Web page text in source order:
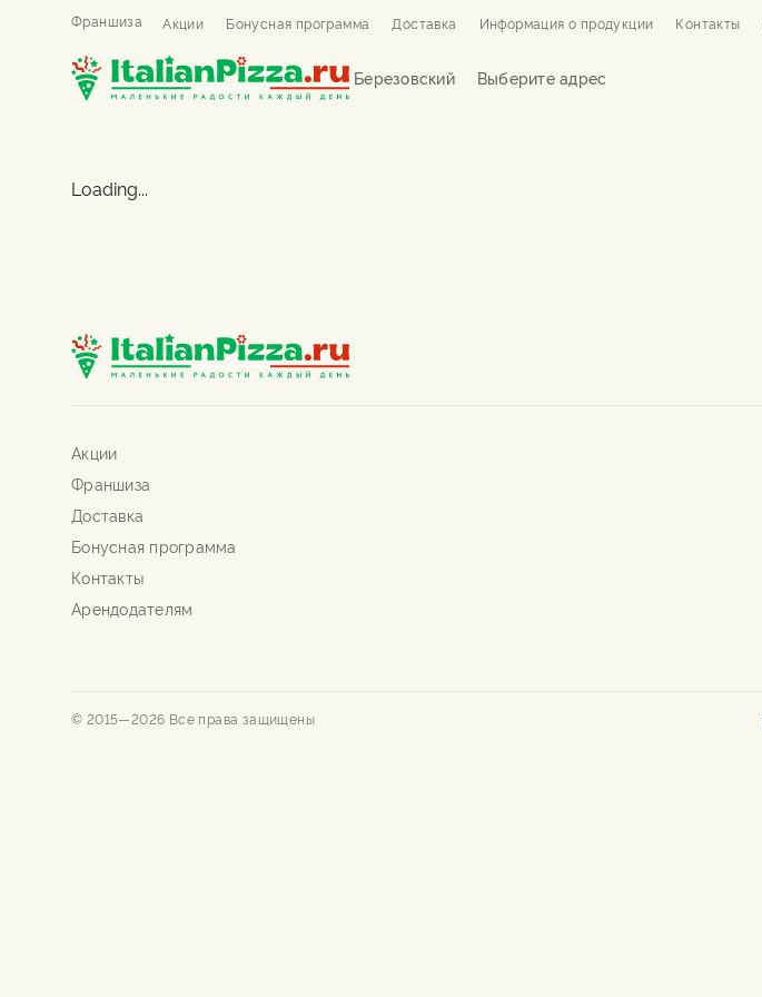
Франшиза Акции Бонусная программа Доставка Информация о продукции Контакты
Березовский Выберите адрес
Loading...
Акции
Франшиза
Доставка
Бонусная программа
Контакты
Арендодателям
© 2015—2026 Все права защищены